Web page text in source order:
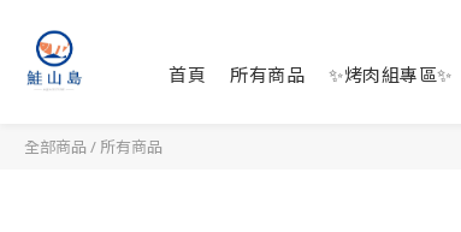
首頁 所有商品 ✨烤肉組專區✨
全部商品 / 所有商品